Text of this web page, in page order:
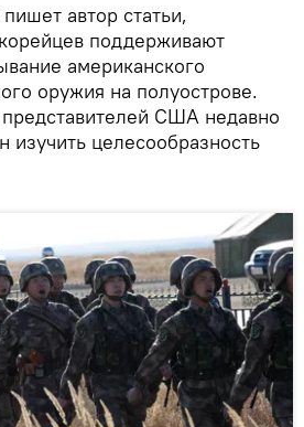
автор статьи,
поддерживают
американского
оружия на полуострове.
США недавно
изучить целесообразность